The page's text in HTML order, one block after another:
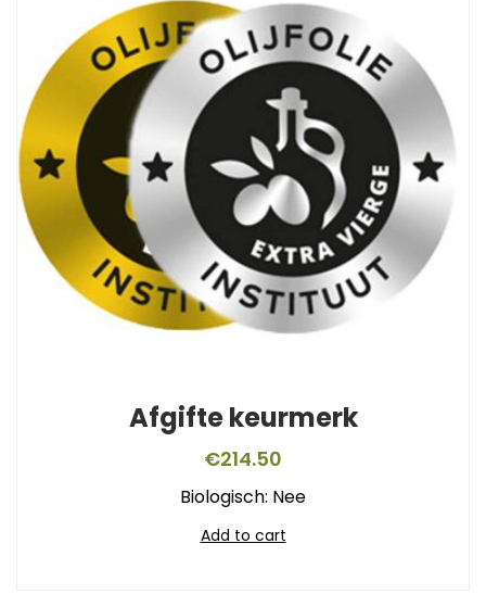
Afgifte keurmerk
€214.50
Biologisch: Nee
Add to cart